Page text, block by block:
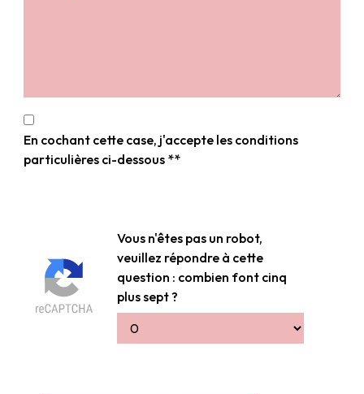
En cochant cette case, j'accepte les conditions
particulières ci-dessous **
Vous n'êtes pas un robot,
veuillez répondre à cette
question : combien font cinq
plus sept ?